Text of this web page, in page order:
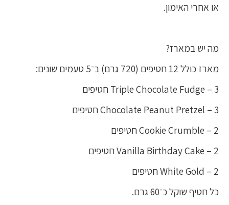
או אחרי האימון.
מה יש במארז?
מארז כולל 12 חטיפים (720 גרם) ב־5 טעמים שונים:
Triple Chocolate Fudge – 3 חטיפים
Chocolate Peanut Pretzel – 3 חטיפים
Cookie Crumble – 2 חטיפים
Vanilla Birthday Cake – 2 חטיפים
White Gold – 2 חטיפים
כל חטיף שוקל כ־60 גרם.